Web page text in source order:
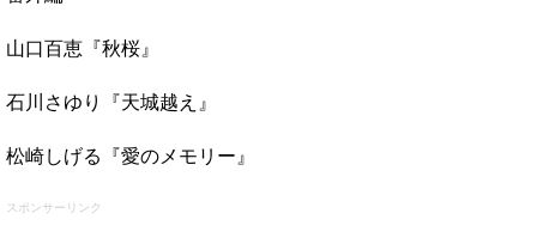
山口百恵『秋桜』
石川さゆり『天城越え』
松崎しげる『愛のメモリー』
スポンサーリンク